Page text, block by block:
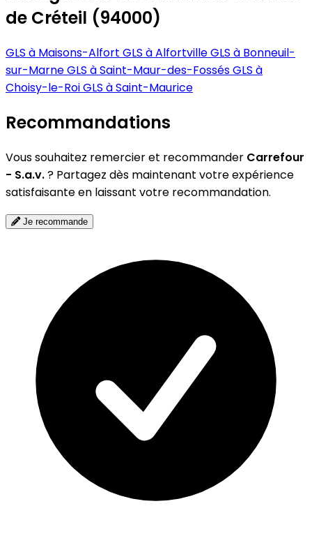
de Créteil (94000)
GLS à Maisons-Alfort GLS à AlfortvilleGLS à Bonneuil-
sur-MarneGLS à Saint-Maur-des-FossésGLS à
Choisy-le-RoiGLS à Saint-Maurice
Recommandations
Vous souhaitez remercier et recommander Carrefour
- S.a.v.? Partagez dès maintenant votre expérience
satisfaisante en laissant votre recommandation.
Je recommande